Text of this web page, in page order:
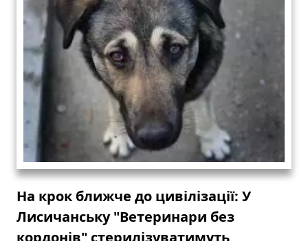
На крок ближче до цивілізації: У
Лисичанську "Ветеринари без